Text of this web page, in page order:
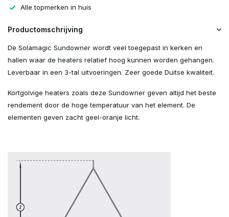
Alle topmerken in huis
Productomschrijving
De Solamagic Sundowner wordt veel toegepast in kerken en
hallen waar de heaters relatief hoog kunnen worden gehangen.
Leverbaar in een 3-tal uitvoeringen. Zeer goede Duitse kwaliteit.
Kortgolvige heaters zoals deze Sundowner geven altijd het beste
rendement door de hoge temperatuur van het element. De
elementen geven zacht geel-oranje licht.